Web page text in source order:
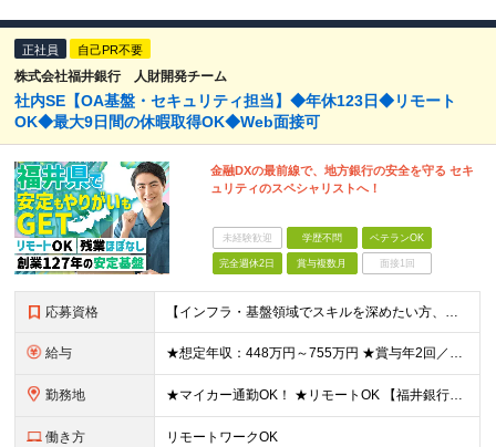
正社員 自己PR不要
株式会社福井銀行 人財開発チーム
社内SE【OA基盤・セキュリティ担当】◆年休123日◆リモート
OK◆最大9日間の休暇取得OK◆Web面接可
金融DXの最前線で、地方銀行の安全を守る セキ
ュリティのスペシャリストへ！
未経験歓迎 学歴不問 ベテランOK
完全週休2日 賞与複数月 面接1回
応募資格 【インフラ・基盤領域でスキルを深めたい方、大歓迎！】 ◆学歴不問 ◆以下いずれかの経験がある方（年数不問） ・OA基盤の構築・運用・保守 ・ネットワーク設計・構築・運用 ・セキュリティ設計・運用・監
給与 ★想定年収：448万円～755万円 ★賞与年2回／前年度実績：4ヶ月分 月給28万～47万2000円＋賞与年2回＋各種手当 ※経験・能力を考慮の上、決定いたします。 ※残業手当は残業時間に応じて別
勤務地 ★マイカー通勤OK！ ★リモートOK 【福井銀行 本店ビル】 福井県福井市順化1-1-1 福井駅前通りの大名町交差点目の前に「人や時間を紡ぐ」事をコンセプトに新たに本店ビルを構えております。 ※
働き方 リモートワークOK